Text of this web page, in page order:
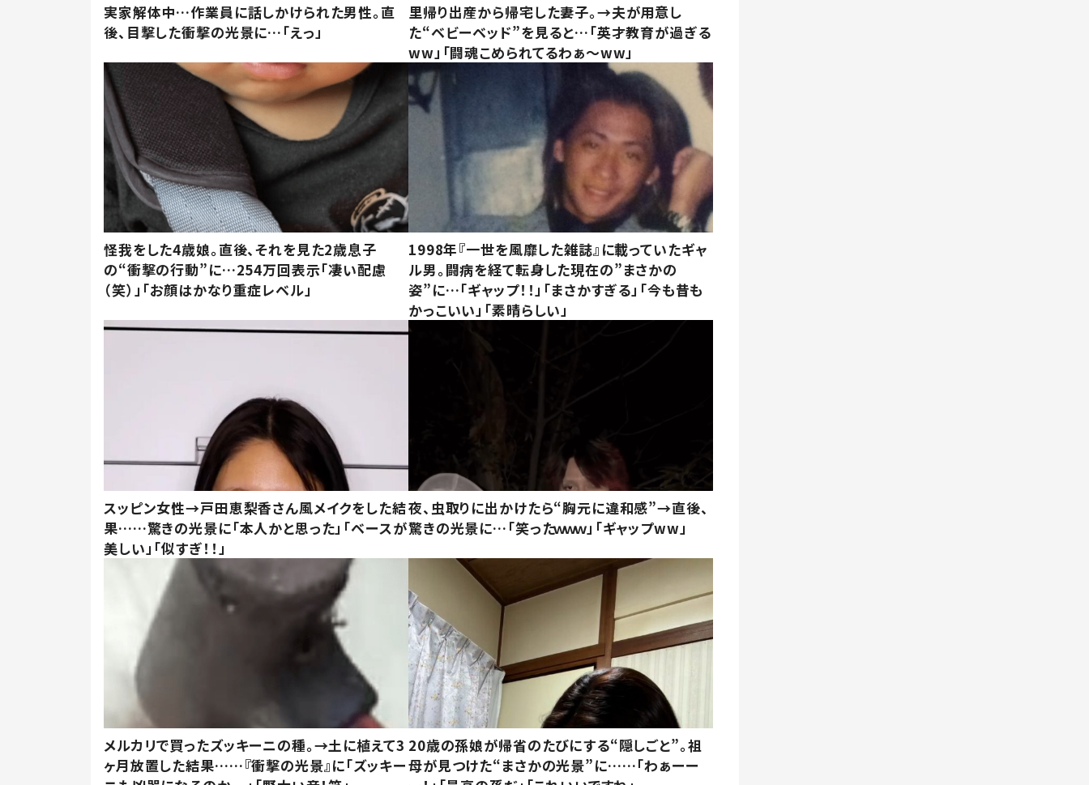
実家解体中…作業員に話しかけられた男性。直
後、目撃した衝撃の光景に…「えっ」
里帰り出産から帰宅した妻子。→夫が用意し
た“ベビーベッド”を見ると…「英才教育が過ぎる
ww」「闘魂こめられてるわぁ～ww」
怪我をした4歳娘。直後、それを見た2歳息子
の“衝撃の行動”に…254万回表示「凄い配慮
（笑）」「お顔はかなり重症レベル」
1998年『一世を風靡した雑誌』に載っていたギャ
ル男。闘病を経て転身した現在の”まさかの
姿”に…「ギャップ！！」「まさかすぎる」「今も昔も
かっこいい」「素晴らしい」
スッピン女性→戸田恵梨香さん風メイクをした結
果……驚きの光景に「本人かと思った」「ベースが
美しい」「似すぎ！！」
夜、虫取りに出かけたら“胸元に違和感”→直後、
驚きの光景に…「笑ったｗｗｗ」「ギャップww」
メルカリで買ったズッキーニの種。→土に植えて3
ヶ月放置した結果……『衝撃の光景』に「ズッキー
20歳の孫娘が帰省のたびにする“隠しごと”。祖
母が見つけた“まさかの光景”に……「わぁーー